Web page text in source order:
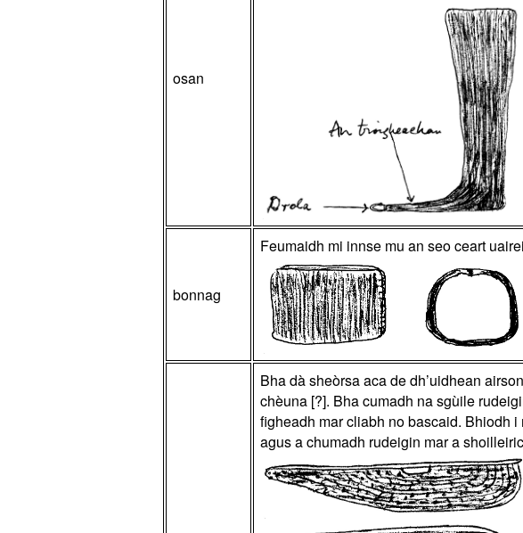
osan
bonnag
Feumaidh mi innse mu an seo ceart
Bha dà sheòrsa aca de dh’uidhean
chèuna [?]. Bha cumadh na sgùile
figheadh mar cliabh no bascaid. Bhiodh
agus a chumadh rudeigin mar a